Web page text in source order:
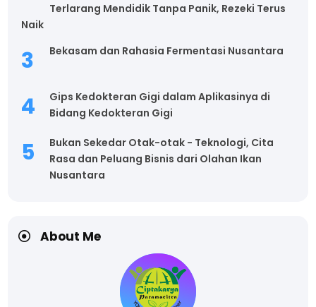
Terlarang Mendidik Tanpa Panik, Rezeki Terus
Naik
Bekasam dan Rahasia Fermentasi Nusantara
Gips Kedokteran Gigi dalam Aplikasinya di
Bidang Kedokteran Gigi
Bukan Sekedar Otak-otak - Teknologi, Cita
Rasa dan Peluang Bisnis dari Olahan Ikan
Nusantara
About Me